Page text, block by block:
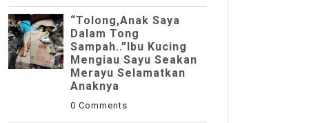
“Tolong,Anak Saya
Dalam Tong
Sampah..”Ibu Kucing
Mengiau Sayu Seakan
Merayu Selamatkan
Anaknya
0 Comments